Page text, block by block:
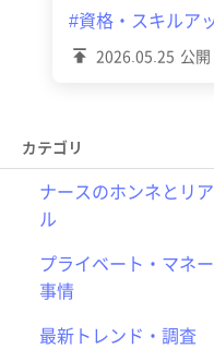
2026.05.25 公開
#資格・スキルア
カテゴリ
ナースのホンネとリア
ル
プライベート・マネー
事情
最新トレンド・調査